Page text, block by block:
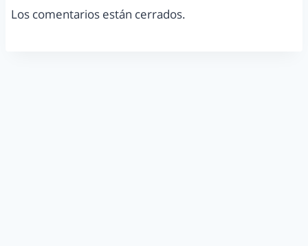
Los comentarios están cerrados.